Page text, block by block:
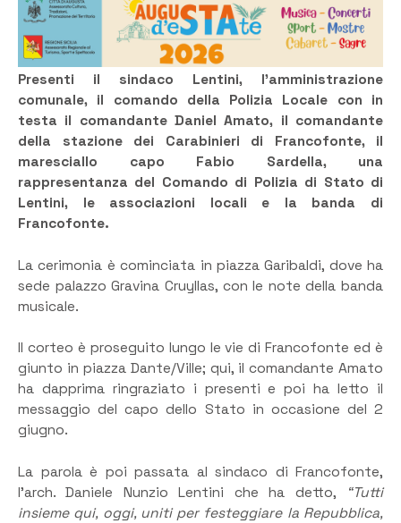
Presenti il sindaco Lentini, l’amministrazione
comunale, il comando della Polizia Locale con in
testa il comandante Daniel Amato, il comandante
della stazione dei Carabinieri di Francofonte, il
maresciallo capo Fabio Sardella, una
rappresentanza del Comando di Polizia di Stato di
Lentini, le associazioni locali e la banda di
Francofonte.
La cerimonia è cominciata in piazza Garibaldi, dove ha
sede palazzo Gravina Cruyllas, con le note della banda
musicale.
Il corteo è proseguito lungo le vie di Francofonte ed è
giunto in piazza Dante/Ville; qui, il comandante Amato
ha dapprima ringraziato i presenti e poi ha letto il
messaggio del capo dello Stato in occasione del 2
giugno.
La parola è poi passata al sindaco di Francofonte,
l’arch. Daniele Nunzio Lentini che ha detto, “Tutti
insieme qui, oggi, uniti per festeggiare la Repubblica,